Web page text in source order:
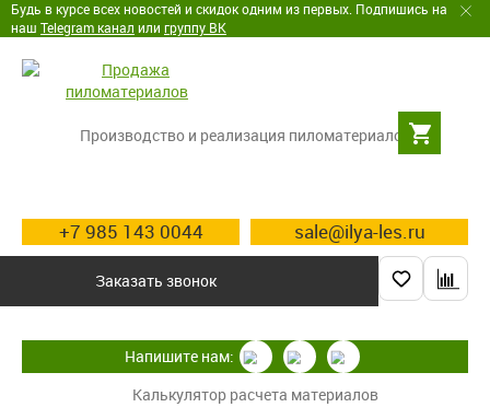
Будь в курсе всех новостей и скидок одним из первых. Подпишись на
наш Telegram канал или группу ВК
Производство и реализация пиломатериалов
+7 985 143 0044 sale@ilya-les.ru
Заказать звонок
Калькулятор расчета материалов
Напишите нам: